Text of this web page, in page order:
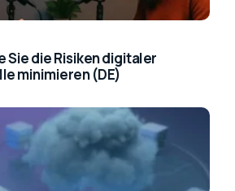
Sie die Risiken digitaler
minimieren (DE)